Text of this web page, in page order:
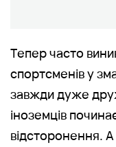
Тепер часто
спортсменів у
завжди дуже
іноземців
відсторонення.